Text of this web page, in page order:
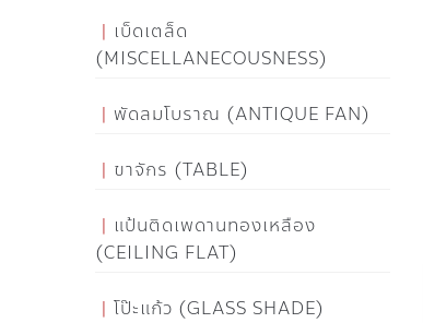
เบ็ดเตล็ด
(MISCELLANECOUSNESS)
พัดลมโบราณ (ANTIQUE FAN)
ขาจักร (TABLE)
แป้นติดเพดานทองเหลือง
(CEILING FLAT)
โป๊ะแก้ว (GLASS SHADE)